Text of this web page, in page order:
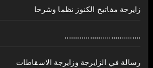
زايرجة مفاتيح الكنوز نظما وشرحا
....................................
رسالة في الزايرجة وزايرجة الاسقاطات